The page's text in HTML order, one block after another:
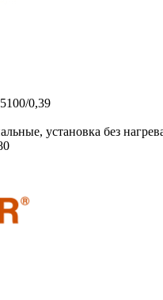
0,39
установка без